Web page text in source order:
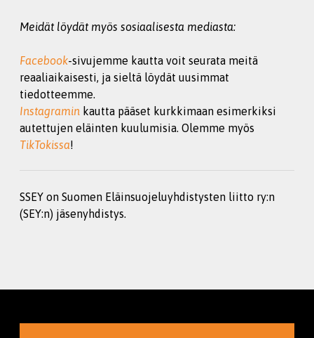
Meidät löydät myös sosiaalisesta mediasta:
Facebook-sivujemme kautta voit seurata meitä
reaaliaikaisesti, ja sieltä löydät uusimmat
tiedotteemme.
Instagramin kautta pääset kurkkimaan esimerkiksi
autettujen eläinten kuulumisia. Olemme myös
TikTokissa!
SSEY on Suomen Eläinsuojeluyhdistysten liitto ry:n
(SEY:n) jäsenyhdistys.